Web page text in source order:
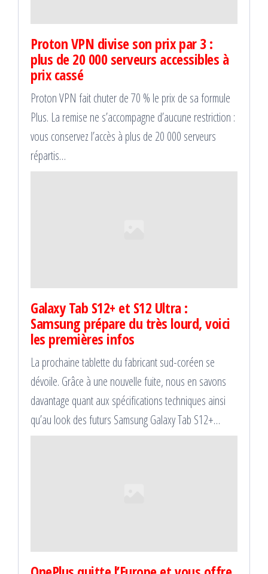
Proton VPN divise son prix par 3 :
plus de 20 000 serveurs accessibles à
prix cassé
Proton VPN fait chuter de 70 % le prix de sa formule
Plus. La remise ne s’accompagne d’aucune restriction :
vous conservez l’accès à plus de 20 000 serveurs
répartis…
Galaxy Tab S12+ et S12 Ultra :
Samsung prépare du très lourd, voici
les premières infos
La prochaine tablette du fabricant sud-coréen se
dévoile. Grâce à une nouvelle fuite, nous en savons
davantage quant aux spécifications techniques ainsi
qu’au look des futurs Samsung Galaxy Tab S12+…